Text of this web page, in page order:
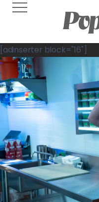
[adinserter block="16"]